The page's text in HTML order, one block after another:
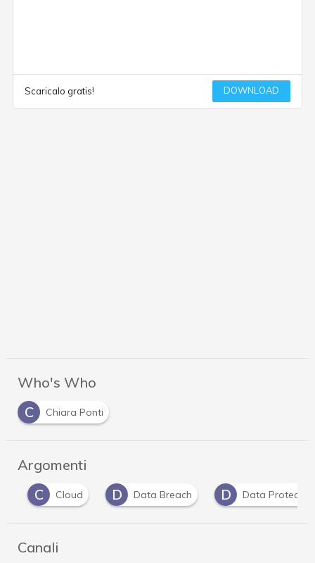
Scaricalo gratis! DOWNLOAD
Who's Who
C
Chiara Ponti
Argomenti
C
Cloud D Data Breach D Data Protection
Canali